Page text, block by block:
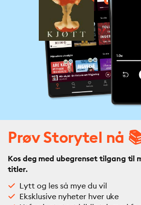
Prøv Storytel nå
Kos deg med ubegrenset tilgang til
titler.
Lytt og les så mye du vil
Eksklusive nyheter hver uke